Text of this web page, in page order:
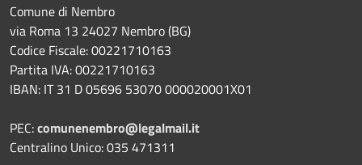
Comune di Nembro
via Roma 13 24027 Nembro (BG)
Codice Fiscale: 00221710163
Partita IVA: 00221710163
IBAN: IT 31 D 05696 53070 000020001X01
PEC:comunenembro@legalmail.it
Centralino Unico: 035 471311